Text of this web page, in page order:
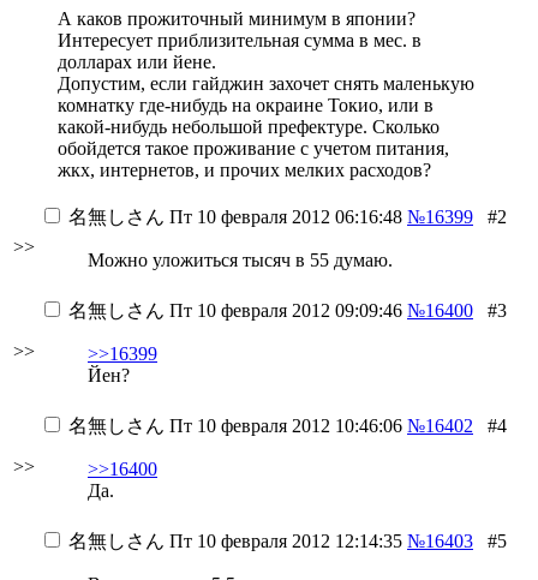
А каков прожиточный минимум в японии?
Интересует приблизительная сумма в мес. в
долларах или йене.
Допустим, если гайджин захочет снять маленькую
комнатку где-нибудь на окраине Токио, или в
какой-нибудь небольшой префектуре. Сколько
обойдется такое проживание с учетом питания,
жкх, интернетов, и прочих мелких расходов?
>>
名無しさん Пт 10 февраля 2012 06:16:48 №16399 #2
Можно уложиться тысяч в 55 думаю.
>>
名無しさん Пт 10 февраля 2012 09:09:46 №16400 #3
>>16399
Йен?
>>
名無しさん Пт 10 февраля 2012 10:46:06 №16402 #4
>>16400
Да.
名無しさん Пт 10 февраля 2012 12:14:35 №16403 #5